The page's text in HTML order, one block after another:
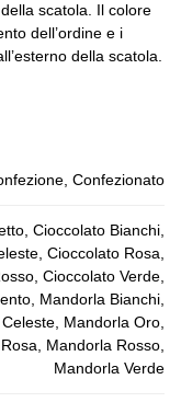
scatola. Il colore
dell’ordine e i
della scatola.
Confezionato
Cioccolato Bianchi,
Cioccolato Rosa,
Cioccolato Verde,
Mandorla Bianchi,
Mandorla Oro,
Mandorla Rosso,
Mandorla Verde